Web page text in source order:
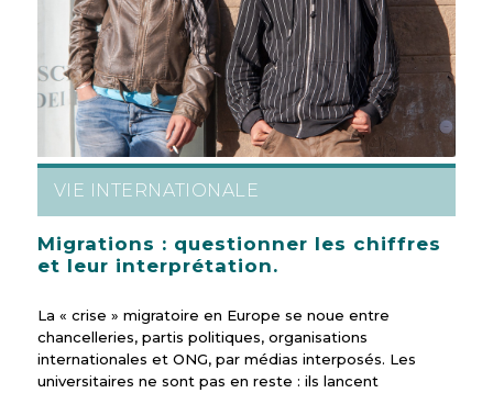
VIE INTERNATIONALE
Migrations : questionner les chiffres
et leur interprétation.
La « crise » migratoire en Europe se noue entre
chancelleries, partis politiques, organisations
internationales et ONG, par médias interposés. Les
universitaires ne sont pas en reste : ils lancent